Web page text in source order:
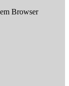
Browser